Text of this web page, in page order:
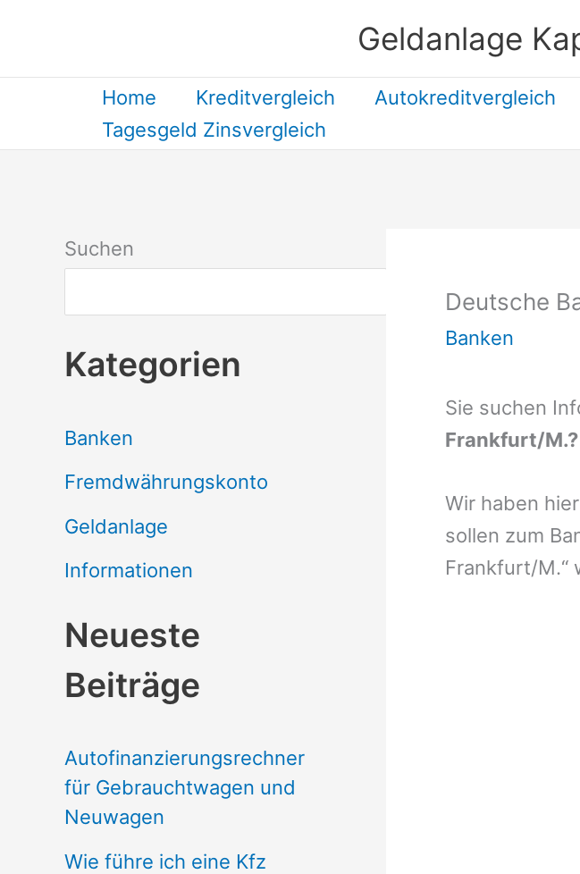
springen
Geldanlage
Home Kreditvergleich Autokreditvergleich
Tagesgeld Zinsvergleich
Suchen
Suchen
Kategorien
Banken
Fremdwährungskonto
Geldanlage
Informationen
Neueste
Beiträge
Autofinanzierungsrechner
für Gebrauchtwagen und
Neuwagen
Wie führe ich eine Kfz
Deutsche
Banken
Sie suchen
Frankfurt/M.?
Wir haben
sollen zum
Frankfurt/M.“